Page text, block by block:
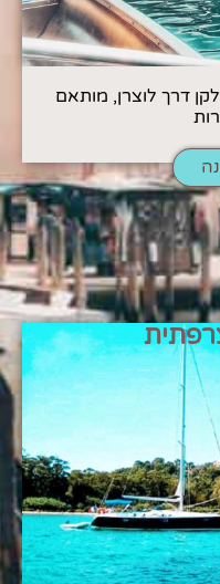
דרך לוצרן, מותאם